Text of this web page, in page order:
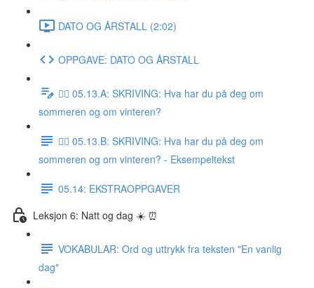
DATO OG ÅRSTALL (2:02)
OPPGAVE: DATO OG ÅRSTALL
✍🏼 05.13.A: SKRIVING: Hva har du på deg om
sommeren og om vinteren?
✍🏼 05.13.B: SKRIVING: Hva har du på deg om
sommeren og om vinteren? - Eksempeltekst
05.14: EKSTRAOPPGAVER
Leksjon 6: Natt og dag ☀️ ⏰
VOKABULAR: Ord og uttrykk fra teksten "En vanlig
dag"